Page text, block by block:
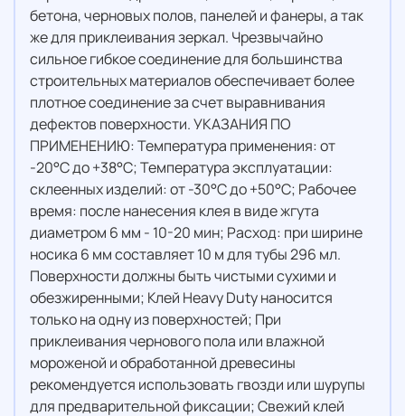
бетона, черновых полов, панелей и фанеры, а так
же для приклеивания зеркал. Чрезвычайно
сильное гибкое соединение для большинства
строительных материалов обеспечивает более
плотное соединение за счет выравнивания
дефектов поверхности. УКАЗАНИЯ ПО
ПРИМЕНЕНИЮ: Температура применения: от
-20°C до +38°C; Температура эксплуатации:
склеенных изделий: от -30°C до +50°C; Рабочее
время: после нанесения клея в виде жгута
диаметром 6 мм - 10-20 мин; Расход: при ширине
носика 6 мм составляет 10 м для тубы 296 мл.
Поверхности должны быть чистыми сухими и
обезжиренными; Клей Heavy Duty наносится
только на одну из поверхностей; При
приклеивания чернового пола или влажной
мороженой и обработанной древесины
рекомендуется использовать гвозди или шурупы
для предварительной фиксации; Свежий клей